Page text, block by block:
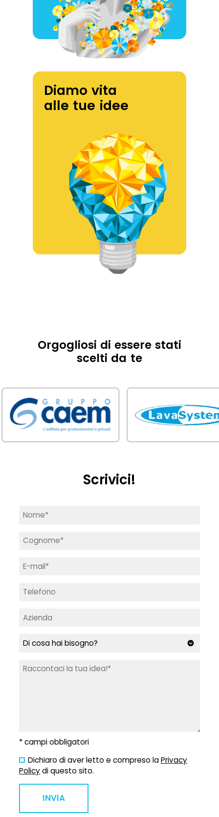
Diamo vita
alle tue idee
Orgogliosi di essere stati
scelti da te
Scrivici!
* campi obbligatori
Dichiaro di aver letto e compreso laPrivacy
Policydi questo sito.
INVIA